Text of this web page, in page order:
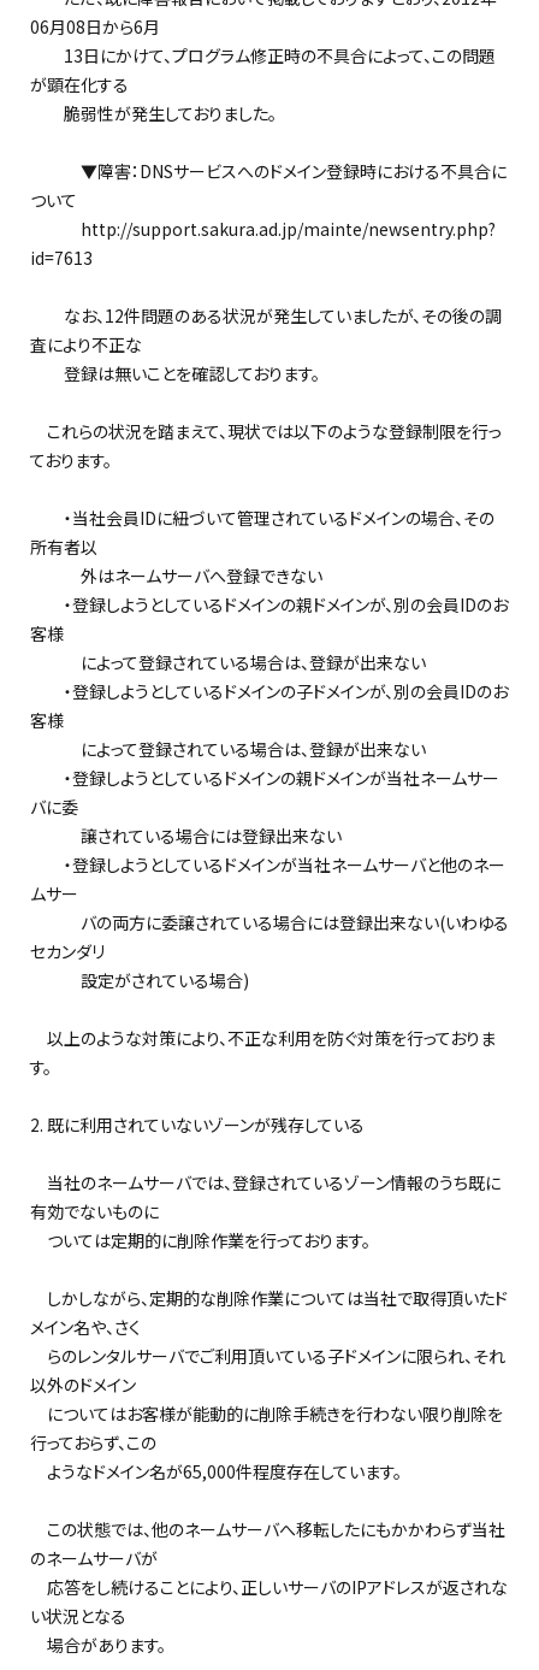
06月08日から6月
13日にかけて、プログラム修正時の不具合によって、この問題
が顕在化する
脆弱性が発生しておりました。
▼障害：DNSサービスへのドメイン登録時における不具合に
ついて
http://support.sakura.ad.jp/mainte/newsentry.php?
id=7613
なお、12件問題のある状況が発生していましたが、その後の調
査により不正な
登録は無いことを確認しております。
これらの状況を踏まえて、現状では以下のような登録制限を行っ
ております。
・当社会員IDに紐づいて管理されているドメインの場合、その
所有者以
外はネームサーバへ登録できない
・登録しようとしているドメインの親ドメインが、別の会員IDのお
客様
によって登録されている場合は、登録が出来ない
・登録しようとしているドメインの子ドメインが、別の会員IDのお
客様
によって登録されている場合は、登録が出来ない
・登録しようとしているドメインの親ドメインが当社ネームサー
バに委
譲されている場合には登録出来ない
・登録しようとしているドメインが当社ネームサーバと他のネー
ムサー
バの両方に委譲されている場合には登録出来ない(いわゆる
セカンダリ
設定がされている場合)
以上のような対策により、不正な利用を防ぐ対策を行っておりま
す。
2. 既に利用されていないゾーンが残存している
当社のネームサーバでは、登録されているゾーン情報のうち既に
有効でないものに
ついては定期的に削除作業を行っております。
しかしながら、定期的な削除作業については当社で取得頂いたド
メイン名や、さく
らのレンタルサーバでご利用頂いている子ドメインに限られ、それ
以外のドメイン
についてはお客様が能動的に削除手続きを行わない限り削除を
行っておらず、この
ようなドメイン名が65,000件程度存在しています。
この状態では、他のネームサーバへ移転したにもかかわらず当社
のネームサーバが
応答をし続けることにより、正しいサーバのIPアドレスが返されな
い状況となる
場合があります。